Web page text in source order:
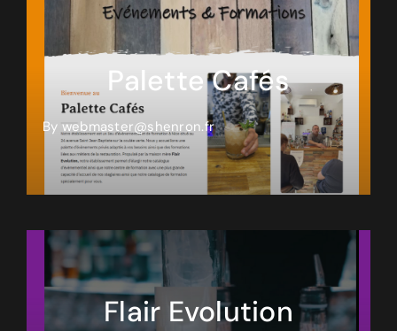
Palette Cafés
By webmaster@shenron.fr
Flair Evolution